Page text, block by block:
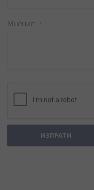
Мнение
ИЗПРАТИ